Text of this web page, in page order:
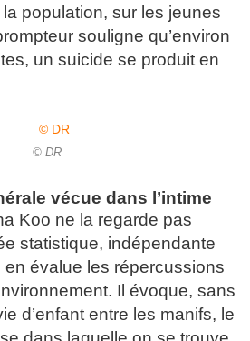
la population, sur les jeunes
souligne qu’environ
un suicide se produit en
© DR
vécue dans l’intime
Koo ne la regarde pas
statistique, indépendante
en évalue les répercussions
Il évoque, sans
d’enfant entre les manifs, le